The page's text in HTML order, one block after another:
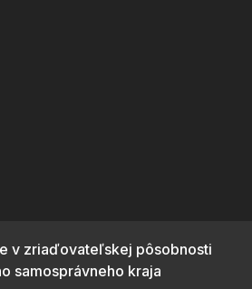
v zriaďovateľskej pôsobnosti
samosprávneho kraja